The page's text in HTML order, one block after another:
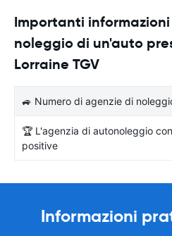
Importanti
noleggio di un'auto
Lorraine TGV
🚙 Numero di agenzie di
🏆 L'agenzia di autonoleggio
positive
Informazioni